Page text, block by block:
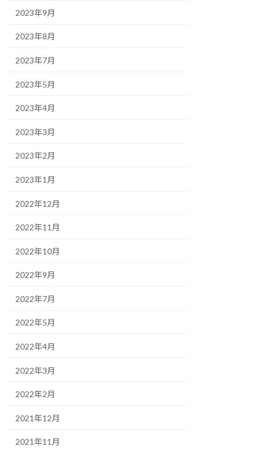
2023年9月
2023年8月
2023年7月
2023年5月
2023年4月
2023年3月
2023年2月
2023年1月
2022年12月
2022年11月
2022年10月
2022年9月
2022年7月
2022年5月
2022年4月
2022年3月
2022年2月
2021年12月
2021年11月